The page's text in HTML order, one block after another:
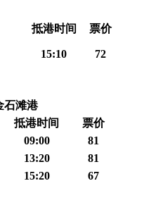
抵港时间
票价
15:10 72
石滩港
抵港时间
票价
09:00
81
13:20
81
15:20 67